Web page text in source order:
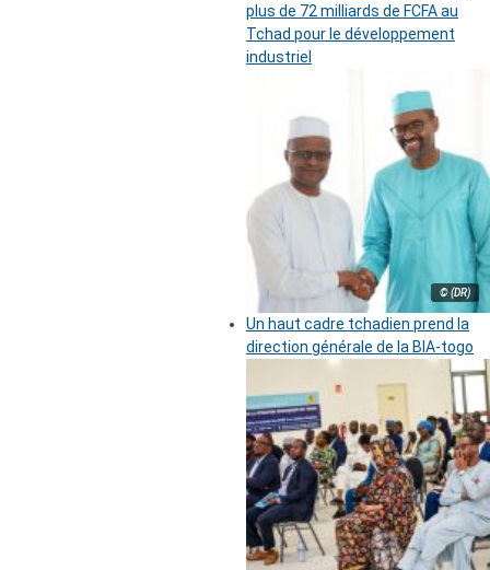
plus de 72 milliards de FCFA au
Tchad pour le développement
industriel
© (DR)
Un haut cadre tchadien prend la
direction générale de la BIA-togo